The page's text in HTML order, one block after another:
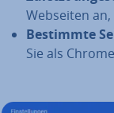
Webseiten
Bestimmte
Sie als